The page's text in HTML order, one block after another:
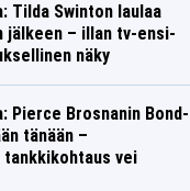
Tilda Swinton laulaa
jälkeen – illan tv-ensi-
näky
Pierce Brosnanin Bond-
tänään –
tankkikohtaus vei